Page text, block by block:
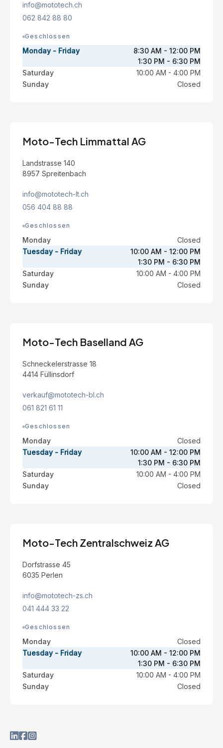
info@mototech.ch
062 842 88 80
Geschlossen
Monday - Friday
8:30 AM - 12:00 PM
1:30 PM - 6:30 PM
Saturday
10:00 AM - 4:00 PM
Sunday
Closed
Moto-Tech Limmattal AG
Landstrasse 140
8957 Spreitenbach
info@mototech-lt.ch
056 404 88 88
Geschlossen
Monday
Closed
Tuesday - Friday
10:00 AM - 12:00 PM
1:30 PM - 6:30 PM
Saturday
10:00 AM - 4:00 PM
Sunday
Closed
Moto-Tech Baselland AG
Schneckelerstrasse 18
4414 Füllinsdorf
verkauf@mototech-bl.ch
061 821 61 11
Geschlossen
Monday
Closed
Tuesday - Friday
10:00 AM - 12:00 PM
1:30 PM - 6:30 PM
Saturday
10:00 AM - 4:00 PM
Sunday
Closed
Moto-Tech Zentralschweiz AG
Dorfstrasse 45
6035 Perlen
info@mototech-zs.ch
041 444 33 22
Geschlossen
Monday
Closed
Tuesday - Friday
10:00 AM - 12:00 PM
1:30 PM - 6:30 PM
Saturday
10:00 AM - 4:00 PM
Sunday
Closed